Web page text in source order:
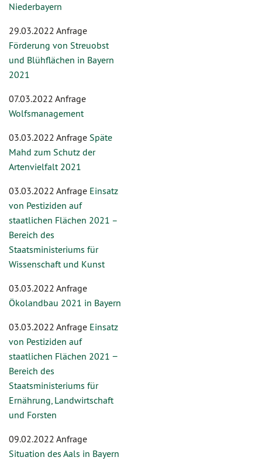
Niederbayern
29.03.2022 Anfrage
Förderung von Streuobst
und Blühflächen in Bayern
2021
07.03.2022 Anfrage
Wolfsmanagement
03.03.2022 Anfrage Späte
Mahd zum Schutz der
Artenvielfalt 2021
03.03.2022 Anfrage Einsatz
von Pestiziden auf
staatlichen Flächen 2021 –
Bereich des
Staatsministeriums für
Wissenschaft und Kunst
03.03.2022 Anfrage
Ökolandbau 2021 in Bayern
03.03.2022 Anfrage Einsatz
von Pestiziden auf
staatlichen Flächen 2021 −
Bereich des
Staatsministeriums für
Ernährung, Landwirtschaft
und Forsten
09.02.2022 Anfrage
Situation des Aals in Bayern